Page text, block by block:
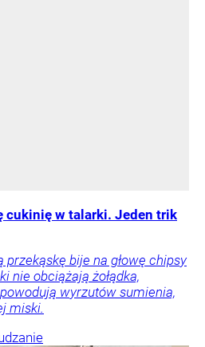
cukinię w talarki. Jeden trik
przekąskę bije na głowę chipsy
nie obciążają żołądka,
wyrzutów sumienia,
miski.